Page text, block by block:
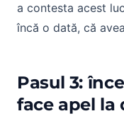
a contesta acest
încă o dată, că
Pasul 3:
face apel la